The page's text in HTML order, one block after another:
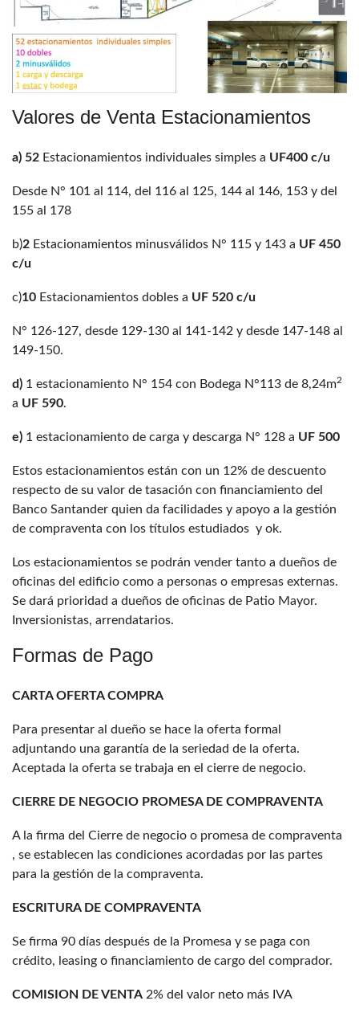
Valores de Venta Estacionamientos
a) 52 Estacionamientos individuales simples a UF400 c/u
Desde N° 101 al 114, del 116 al 125, 144 al 146, 153 y del
155 al 178
b)2 Estacionamientos minusválidos N° 115 y 143 a UF 450
c/u
c)10 Estacionamientos dobles a UF 520 c/u
N° 126-127, desde 129-130 al 141-142 y desde 147-148 al
149-150.
d) 1 estacionamiento N° 154 con Bodega N°113 de 8,24m2
a UF 590.
e) 1 estacionamiento de carga y descarga N° 128 a UF 500
Estos estacionamientos están con un 12% de descuento
respecto de su valor de tasación con financiamiento del
Banco Santander quien da facilidades y apoyo a la gestión
de compraventa con los títulos estudiados y ok.
Los estacionamientos se podrán vender tanto a dueños de
oficinas del edificio como a personas o empresas externas.
Se dará prioridad a dueños de oficinas de Patio Mayor.
Inversionistas, arrendatarios.
Formas de Pago
CARTA OFERTA COMPRA
Para presentar al dueño se hace la oferta formal
adjuntando una garantía de la seriedad de la oferta.
Aceptada la oferta se trabaja en el cierre de negocio.
CIERRE DE NEGOCIO PROMESA DE COMPRAVENTA
A la firma del Cierre de negocio o promesa de compraventa
, se establecen las condiciones acordadas por las partes
para la gestión de la compraventa.
ESCRITURA DE COMPRAVENTA
Se firma 90 días después de la Promesa y se paga con
crédito, leasing o financiamiento de cargo del comprador.
COMISION DE VENTA 2% del valor neto más IVA